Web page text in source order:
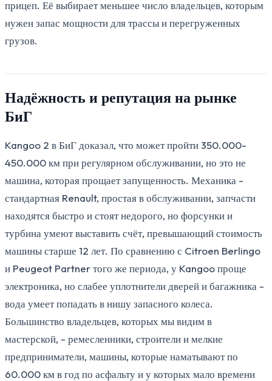
прицеп. Её выбирает меньшее число владельцев, которым
нужен запас мощности для трассы и перегруженных
грузов.
Надёжность и репутация на рынке
БиГ
Kangoo 2 в БиГ доказал, что может пройти 350.000-
450.000 км при регулярном обслуживании, но это не
машина, которая прощает запущенность. Механика -
стандартная Renault, простая в обслуживании, запчасти
находятся быстро и стоят недорого, но форсунки и
турбина умеют выставить счёт, превышающий стоимость
машины старше 12 лет. По сравнению с Citroen Berlingo
и Peugeot Partner того же периода, у Kangoo проще
электроника, но слабее уплотнители дверей и багажника -
вода умеет попадать в нишу запасного колеса.
Большинство владельцев, которых мы видим в
мастерской, - ремесленники, строители и мелкие
предприниматели, машины, которые наматывают по
60.000 км в год по асфальту и у которых мало времени